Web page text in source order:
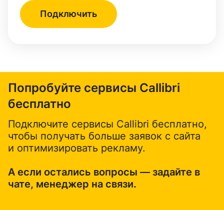
Подключить
Попробуйте сервисы Callibri
бесплатно
Подключите сервисы Callibri бесплатно,
чтобы получать больше заявок с сайта
и оптимизировать рекламу.
А если остались вопросы — задайте в
чате, менеджер на связи.